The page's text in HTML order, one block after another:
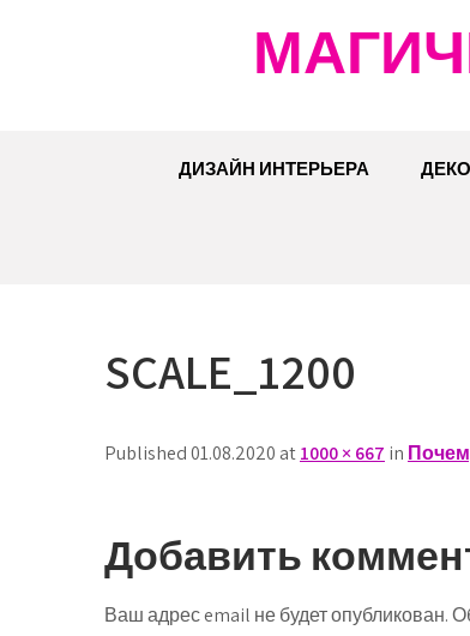
ДИЗАЙН ИНТЕРЬЕРА
SCALE_1200
Published 01.08.2020 at1000 × 667 in
Добавить
Ваш адрес email не будет опубликован.